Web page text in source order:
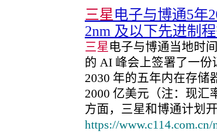
三星电子与博通5年
2nm 及以下先进制
三星 电子与博通当地时
的 AI 峰会上签署了一
2030 年的五年内在存储
2000 亿美元（注：现汇
方面，三星和博通计划
https://